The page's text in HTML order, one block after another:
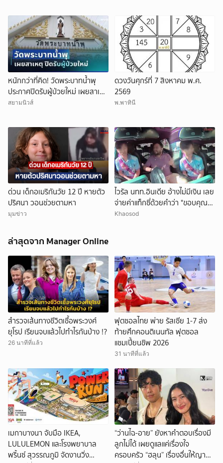
หนักกว่าที่คิด! วัดพระบาทน้ำพุ
ประกาศปิดรับผู้ป่วยใหม่ เผยสาเหตุ
สุดสะเทือนใจ
สยามนิวส์
ดวงวันศุกร์ที่ 7 สิงหาคม พ.ศ.
2569
พ.พาทินี
ด่วน เด็กอเมริกันวัย 12 ปี หายตัว
ปริศนา วอนช่วยตามหา
มุมข่าว
ไวรัล นทท.อินเดีย อ้างไม่มีเงิน เลย
จ่ายค่าแท็กซี่ด้วยคำว่า "ขอบคุณ"
คนขับอึ้ง แห่วิจารณ์
Khaosod
ล่าสุดจาก Manager Online
สำรวจเส้นทางชีวิตเชื้อพระวงศ์
ยุโรป เรียนจบแล้วไปทำไรกันบ้าง !?
26 นาทีที่แล้ว
ฟุตซอลไทย พ่าย รัสเซีย 1-7 ส่ง
ท้ายศึกคอนติเนนทัล ฟุตซอล
แชมเปี้ยนชิพ 2026
31 นาทีที่แล้ว
เมกาบางนา จับมือ IKEA,
LULULEMON และโรงพยาบาล
พริ้นซ์ สุวรรณภูมิ จัดงานวิ่ง
“ว่านไฉ-อาย” ยังหาคำตอบเรื่องมี
ลูกไม่ได้ เผยดูแลแค่เรื่องใจ
ครอบครัว “ฮลุน” เรื่องอื่นให้ญาติ